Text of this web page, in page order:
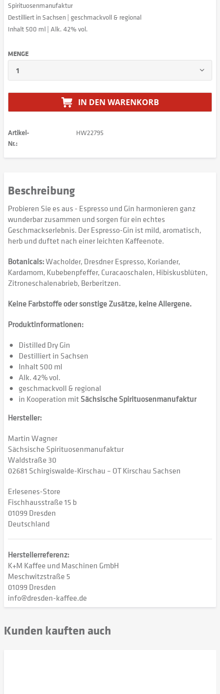
Spirituosenmanufaktur
Destilliert in Sachsen | geschmackvoll & regional
Inhalt 500 ml | Alk. 42% vol.
MENGE
IN DEN WARENKORB
Artikel-
Nr.:
HW22795
Beschreibung
Probieren Sie es aus - Espresso und Gin harmonieren ganz
wunderbar zusammen und sorgen für ein echtes
Geschmackserlebnis. Der Espresso-Gin ist mild, aromatisch,
herb und duftet nach einer leichten Kaffeenote.
Botanicals:Wacholder, Dresdner Espresso, Koriander,
Kardamom, Kubebenpfeffer, Curacaoschalen, Hibiskusblüten,
Zitroneschalenabrieb, Berberitzen.
Keine Farbstoffe oder sonstige Zusätze, keine Allergene.
Produktinformationen:
Distilled Dry Gin
Destilliert in Sachsen
Inhalt 500 ml
Alk. 42% vol.
geschmackvoll & regional
in Kooperation mitSächsische Spirituosenmanufaktur
Hersteller:
Martin Wagner
Sächsische Spirituosenmanufaktur
Waldstraße 30
02681 Schirgiswalde-Kirschau – OT Kirschau Sachsen
Erlesenes-Store
Fischhausstraße 15 b
01099 Dresden
Deutschland
Herstellerreferenz:
K+M Kaffee und Maschinen GmbH
Meschwitzstraße 5
01099 Dresden
info@dresden-kaffee.de
Kunden kauften auch